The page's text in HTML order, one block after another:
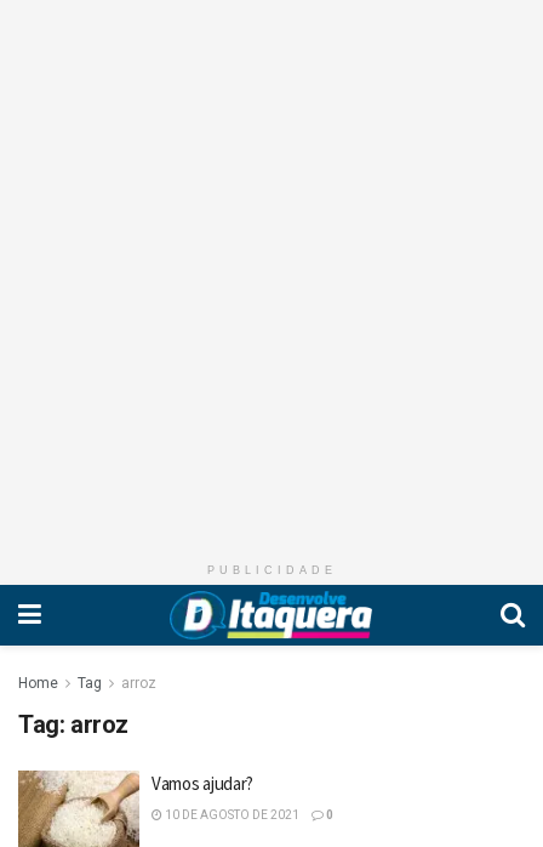
PUBLICIDADE
Home Tag arroz
Tag: arroz
Vamos ajudar?
10 DE AGOSTO DE 2021 0